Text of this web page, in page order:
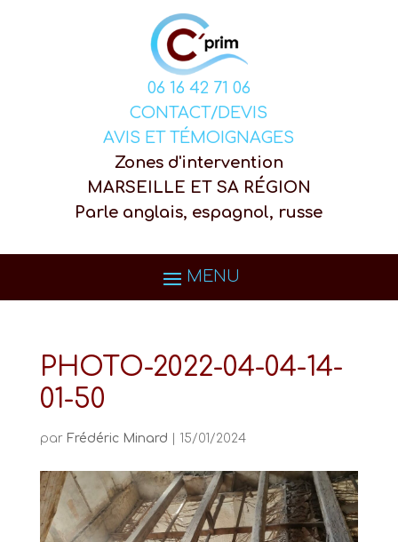
06 16 42 71 06
CONTACT/DEVIS
AVIS ET TÉMOIGNAGES
Zones d'intervention
MARSEILLE ET SA RÉGION
Parle anglais, espagnol, russe
PHOTO-2022-04-04-14-
01-50
par Frédéric Minard 15/01/2024